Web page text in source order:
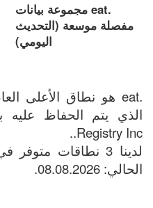
.eat مجموعة بيانات
مفصلة موسعة (التحديث
اليومي)
Registry Inc..
الحالي: 08.08.2026.